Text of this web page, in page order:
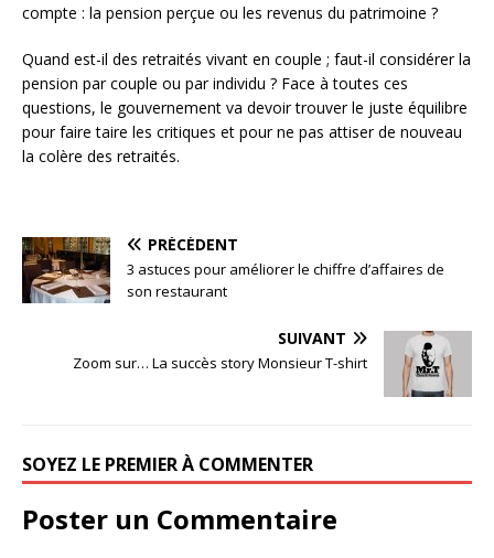
compte : la pension perçue ou les revenus du patrimoine ?
Quand est-il des retraités vivant en couple ; faut-il considérer la
pension par couple ou par individu ? Face à toutes ces
questions, le gouvernement va devoir trouver le juste équilibre
pour faire taire les critiques et pour ne pas attiser de nouveau
la colère des retraités.
PRÉCÉDENT
3 astuces pour améliorer le chiffre d’affaires de
son restaurant
SUIVANT
Zoom sur… La succès story Monsieur T-shirt
SOYEZ LE PREMIER À COMMENTER
Poster un Commentaire